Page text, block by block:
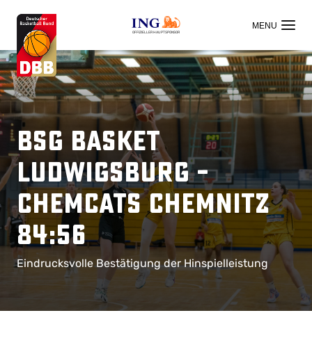
OFFIZIELLER HAUPTSPONSOR
BSG Basket
Ludwigsburg –
ChemCats Chemnitz
84:56
Eindrucksvolle Bestätigung der Hinspielleistung